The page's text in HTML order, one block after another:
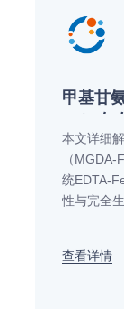
甲基甘
Fe）
与效果
本文详细
（
统EDTA-
性与完全
查看详情